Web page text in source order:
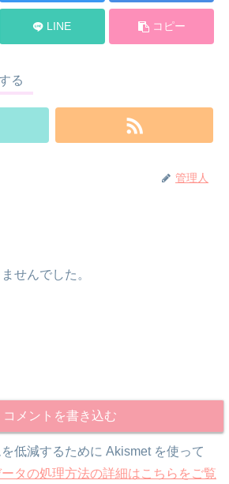
LINE コピー
る
管理人
せんでした。
コメントを書き込む
低減するために Akismet を使って
タの処理方法の詳細はこちらをご覧